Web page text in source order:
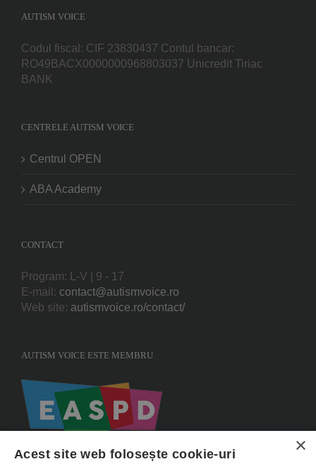
AUTISM VOICE
Codul fiscal: CIF 23830437 Contul bancar:
RO49BACX0000000968803037 Unicredit Tiriac
BANK
CENTRELE AUTISM VOICE
Centrul OPEN
ABA Academy
CONTACT
Program: L-V | 9 - 17
E-mail: contact@autismvoice.ro
Web site: autismvoice.ro/contact/
AUTISM VOICE ESTE MEMBRU
×
Acest site web folosește cookie-uri